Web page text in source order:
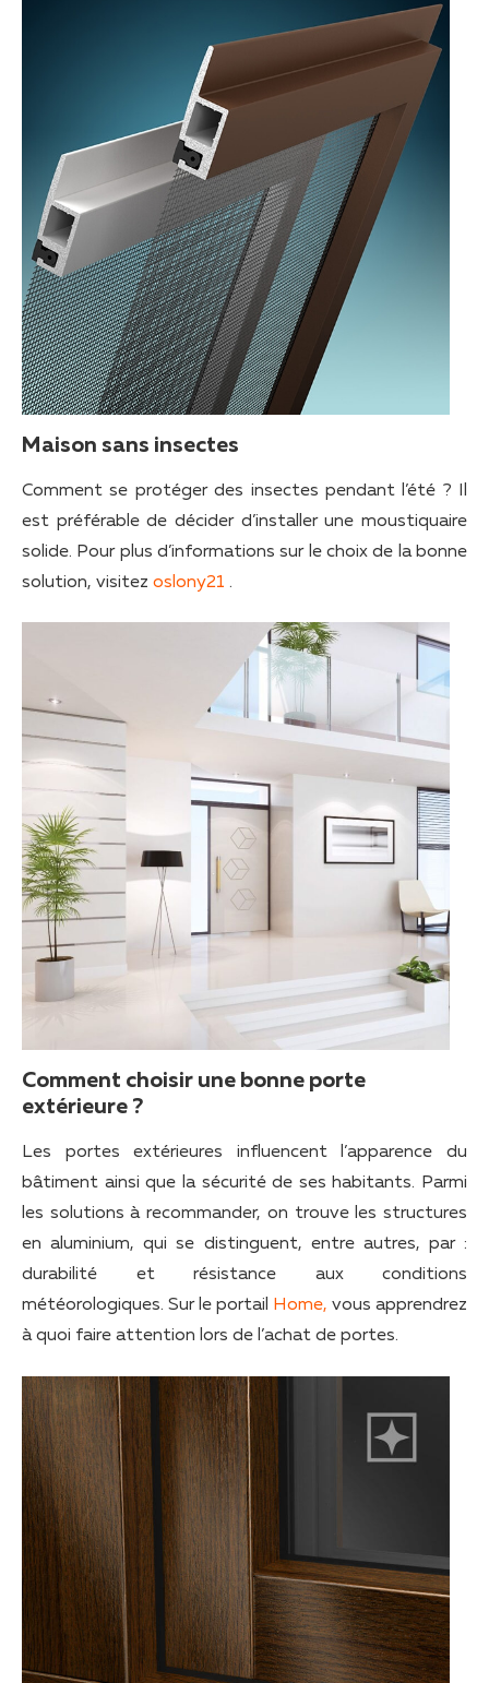
Maison sans insectes
Comment se protéger des insectes pendant l’été ? Il
est préférable de décider d’installer une moustiquaire
solide. Pour plus d’informations sur le choix de la bonne
solution, visitez oslony21 .
Comment choisir une bonne porte
extérieure ?
Les portes extérieures influencent l’apparence du
bâtiment ainsi que la sécurité de ses habitants. Parmi
les solutions à recommander, on trouve les structures
en aluminium, qui se distinguent, entre autres, par :
durabilité et résistance aux conditions
météorologiques. Sur le portail
Home, vous apprendrez
à quoi faire attention lors de l’achat de portes.